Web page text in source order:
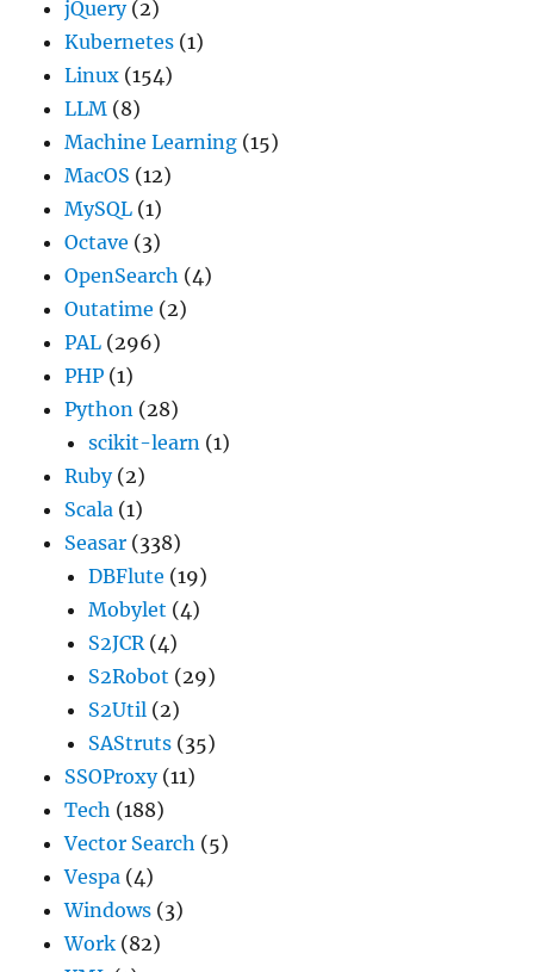
jQuery(2)
Kubernetes (1)
Linux (154)
LLM (8)
Machine Learning (15)
MacOS (12)
MySQL (1)
Octave (3)
OpenSearch (4)
Outatime (2)
PAL (296)
PHP (1)
Python (28)
scikit-learn (1)
Ruby(2)
Scala (1)
Seasar (338)
DBFlute (19)
Mobylet (4)
S2JCR(4)
S2Robot (29)
S2Util (2)
SAStruts (35)
SSOProxy(11)
Tech (188)
Vector Search (5)
Vespa (4)
Windows (3)
Work (82)